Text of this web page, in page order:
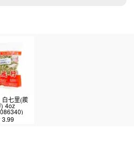
白七里(蒺
4oz
3.99